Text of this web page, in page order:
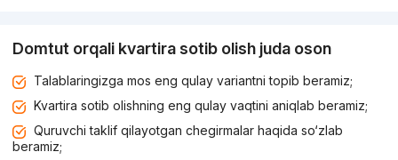
Domtut orqali kvartira sotib olish juda oson
Talablaringizga mos eng qulay variantni topib beramiz;
Kvartira sotib olishning eng qulay vaqtini aniqlab beramiz;
Quruvchi taklif qilayotgan chegirmalar haqida so‘zlab
beramiz;